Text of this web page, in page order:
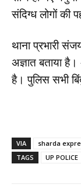
संदिग्ध लोगों की
थाना प्रभारी
अज्ञात बताया
है। पुलिस सभी
VIA
sharda
TAGS
UP POLICE